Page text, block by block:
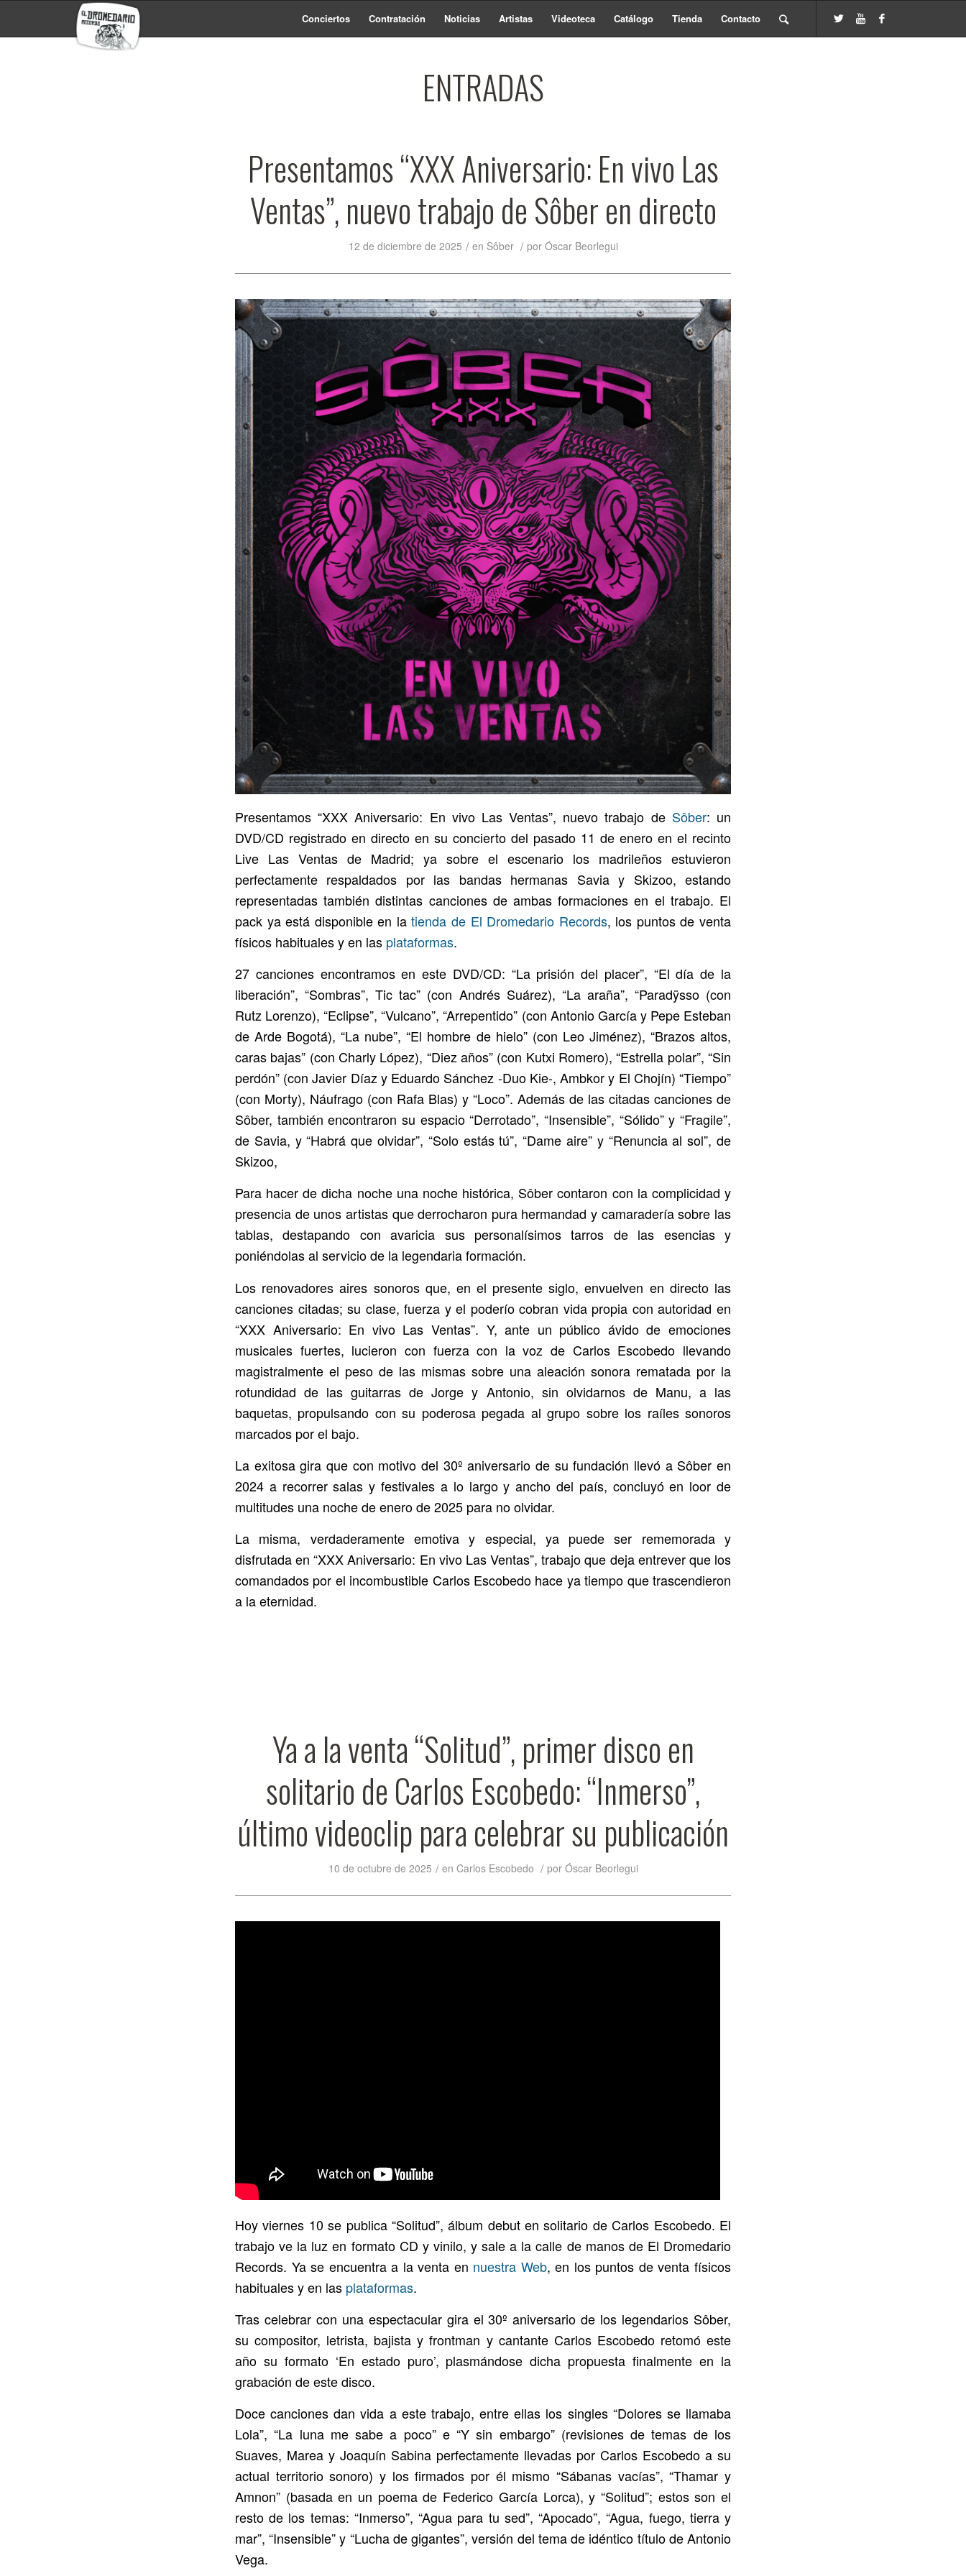
Conciertos Contratación Noticias Artistas Videoteca Catálogo Tienda Contacto
ENTRADAS
Presentamos “XXX Aniversario: En vivo Las
Ventas”, nuevo trabajo de Sôber en directo
12 de diciembre de 2025 / en Sôber / por Óscar Beorlegui
Presentamos “XXX Aniversario: En vivo Las Ventas”, nuevo trabajo deSôber: un
DVD/CD registrado en directo en su concierto del pasado 11 de enero en el recinto
Live Las Ventas de Madrid; ya sobre el escenario los madrileños estuvieron
perfectamente respaldados por las bandas hermanas Savia y Skizoo, estando
representadas también distintas canciones de ambas formaciones en el trabajo. El
pack ya está disponible en latienda de El Dromedario Records, los puntos de venta
físicos habituales y en las plataformas.
27 canciones encontramos en este DVD/CD: “La prisión del placer”, “El día de la
liberación”, “Sombras”, Tic tac” (con Andrés Suárez), “La araña”, “Paradÿsso (con
Rutz Lorenzo), “Eclipse”, “Vulcano”, “Arrepentido” (con Antonio García y Pepe Esteban
de Arde Bogotá), “La nube”, “El hombre de hielo” (con Leo Jiménez), “Brazos altos,
caras bajas” (con Charly López), “Diez años” (con Kutxi Romero), “Estrella polar”, “Sin
perdón” (con Javier Díaz y Eduardo Sánchez -Duo Kie-, Ambkor y El Chojín) “Tiempo”
(con Morty), Náufrago (con Rafa Blas) y “Loco”. Además de las citadas canciones de
Sôber, también encontraron su espacio “Derrotado”, “Insensible”, “Sólido” y “Fragile”,
de Savia, y “Habrá que olvidar”, “Solo estás tú”, “Dame aire” y “Renuncia al sol”, de
Skizoo,
Para hacer de dicha noche una noche histórica, Sôber contaron con la complicidad y
presencia de unos artistas que derrocharon pura hermandad y camaradería sobre las
tablas, destapando con avaricia sus personalísimos tarros de las esencias y
poniéndolas al servicio de la legendaria formación.
Los renovadores aires sonoros que, en el presente siglo, envuelven en directo las
canciones citadas; su clase, fuerza y el poderío cobran vida propia con autoridad en
“XXX Aniversario: En vivo Las Ventas”. Y, ante un público ávido de emociones
musicales fuertes, lucieron con fuerza con la voz de Carlos Escobedo llevando
magistralmente el peso de las mismas sobre una aleación sonora rematada por la
rotundidad de las guitarras de Jorge y Antonio, sin olvidarnos de Manu, a las
baquetas, propulsando con su poderosa pegada al grupo sobre los raíles sonoros
marcados por el bajo.
La exitosa gira que con motivo del 30º aniversario de su fundación llevó a Sôber en
2024 a recorrer salas y festivales a lo largo y ancho del país, concluyó en loor de
multitudes una noche de enero de 2025 para no olvidar.
La misma, verdaderamente emotiva y especial, ya puede ser rememorada y
disfrutada en “XXX Aniversario: En vivo Las Ventas”, trabajo que deja entrever que los
comandados por el incombustible Carlos Escobedo hace ya tiempo que trascendieron
a la eternidad.
Ya a la venta “Solitud”, primer disco en
solitario de Carlos Escobedo: “Inmerso”,
último videoclip para celebrar su publicación
10 de octubre de 2025 / en Carlos Escobedo / por Óscar Beorlegui
Hoy viernes 10 se publica “Solitud”, álbum debut en solitario de Carlos Escobedo. El
trabajo ve la luz en formato CD y vinilo, y sale a la calle de manos de El Dromedario
Records. Ya se encuentra a la venta en nuestra Web, en los puntos de venta físicos
habituales y en las plataformas.
Tras celebrar con una espectacular gira el 30º aniversario de los legendarios Sôber,
su compositor, letrista, bajista y frontman y cantante Carlos Escobedo retomó este
año su formato ‘En estado puro’, plasmándose dicha propuesta finalmente en la
grabación de este disco.
Doce canciones dan vida a este trabajo, entre ellas los singles “Dolores se llamaba
Lola”, “La luna me sabe a poco” e “Y sin embargo” (revisiones de temas de los
Suaves, Marea y Joaquín Sabina perfectamente llevadas por Carlos Escobedo a su
actual territorio sonoro) y los firmados por él mismo “Sábanas vacías”, “Thamar y
Amnon” (basada en un poema de Federico García Lorca), y “Solitud”; estos son el
resto de los temas: “Inmerso”, “Agua para tu sed”, “Apocado”, “Agua, fuego, tierra y
mar”, “Insensible” y “Lucha de gigantes”, versión del tema de idéntico título de Antonio
Vega.